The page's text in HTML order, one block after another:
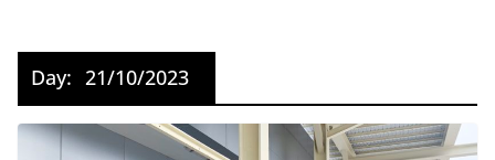
Day: 21/10/2023